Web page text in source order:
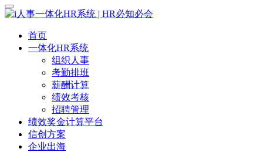
首页
一体化HR系统
组织人事
考勤排班
薪酬计算
绩效考核
招聘管理
绩效奖金计算平台
信创方案
企业出海